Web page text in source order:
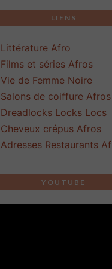
LIENS
Littérature Afro
Films et séries Afros
Vie de Femme Noire
Salons de coiffure Afros
Dreadlocks Locks Locs
Cheveux crépus Afros
Adresses Restaurants
YOUTUBE